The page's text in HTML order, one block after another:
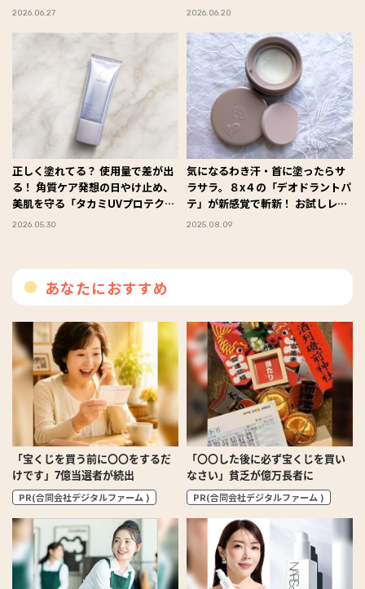
#Omezaトーク
2026.06.27 #Omezaトーク
2026.06.20
正しく塗れてる？ 使用量で差が出
る！ 角質ケア発想の日やけ止め、
美肌を守る「タカミUVプロテクシ
ョン」 #Omezaトーク
2026.05.30
気になるわき汗・首に塗ったらサ
ラサラ。８x４の「デオドラントパ
テ」が新感覚で斬新！ お試しレポ
#Omezaトーク
2025.08.09
あなたにおすすめ
「宝くじを買う前に〇〇をするだ
けです」7億当選者が続出
PR(合同会社デジタルファーム )
「〇〇した後に必ず宝くじを買い
なさい」貧乏が億万長者に
PR(合同会社デジタルファーム )